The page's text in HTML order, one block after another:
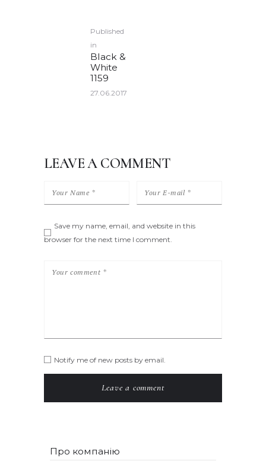
NAVIGATION
Published
in
post:
Black &
White
1159
27.06.2017
LEAVE A COMMENT
Save my name, email, and website in this
browser for the next time I comment.
Notify me of new posts by email.
Про компанію